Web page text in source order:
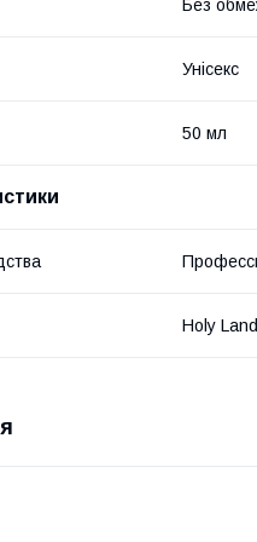
Без
Унісекс
50 мл
Holy Land